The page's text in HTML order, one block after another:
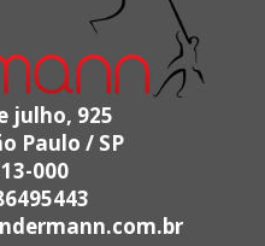
julho, 925
Paulo / SP
000